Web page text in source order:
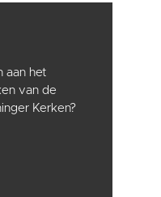
aan het
van de
Kerken?